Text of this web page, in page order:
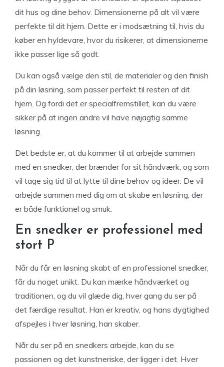
dit hus og dine behov. Dimensionerne på alt vil være
perfekte til dit hjem. Dette er i modsætning til, hvis du
køber en hyldevare, hvor du risikerer, at dimensionerne
ikke passer lige så godt.
Du kan også vælge den stil, de materialer og den finish
på din løsning, som passer perfekt til resten af ​​dit
hjem. Og fordi det er specialfremstillet, kan du være
sikker på at ingen andre vil have nøjagtig samme
løsning.
Det bedste er, at du kommer til at arbejde sammen
med en snedker, der brænder for sit håndværk, og som
vil tage sig tid til at lytte til dine behov og ideer. De vil
arbejde sammen med dig om at skabe en løsning, der
er både funktionel og smuk.
En snedker er professionel med
stort P
Når du får en løsning skabt af en professionel snedker,
får du noget unikt. Du kan mærke håndværket og
traditionen, og du vil glæde dig, hver gang du ser på
det færdige resultat. Han er kreativ, og hans dygtighed
afspejles i hver løsning, han skaber.
Når du ser på en snedkers arbejde, kan du se
passionen og det kunstneriske, der ligger i det. Hver